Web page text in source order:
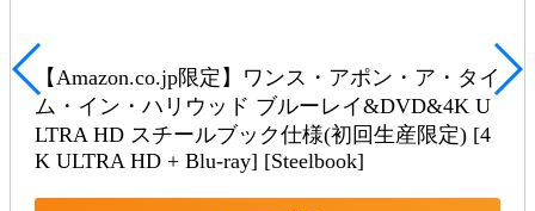
【Amazon.co.jp限定】ワンス・アポン・ア・タイ
ム・イン・ハリウッド ブルーレイ&DVD&4K U
LTRA HD スチールブック仕様(初回生産限定) [4
K ULTRA HD + Blu-ray] [Steelbook]